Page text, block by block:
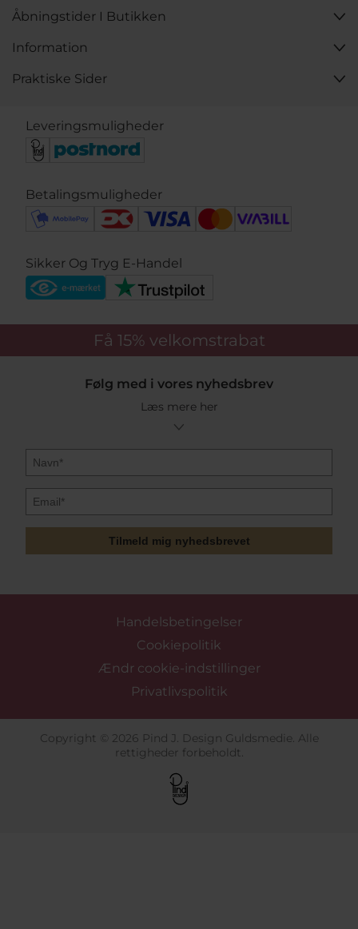
Åbningstider I Butikken
Information
Praktiske Sider
Leveringsmuligheder
Betalingsmuligheder
Sikker Og Tryg E-Handel
Få 15% velkomstrabat
Følg med i vores nyhedsbrev
Læs mere her
Tilmeld mig nyhedsbrevet
Handelsbetingelser
Cookiepolitik
Ændr cookie-indstillinger
Privatlivspolitik
Copyright © 2026 Pind J. Design Guldsmedie. Alle
rettigheder forbeholdt.